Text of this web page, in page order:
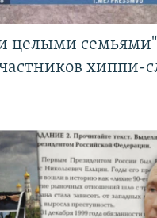
целыми
хиппи-